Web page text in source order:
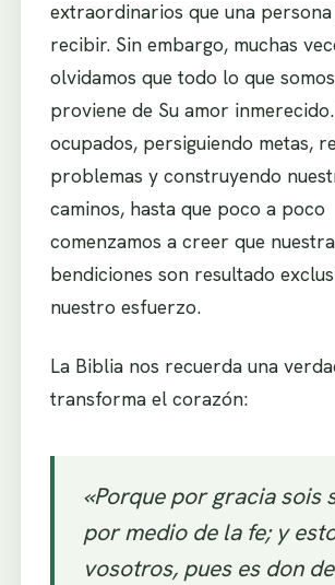
extraordinarios que una
recibir. Sin embargo, muchas
olvidamos que todo lo que
proviene de Su amor
ocupados, persiguiendo metas,
problemas y construyendo
caminos, hasta que poco a poco
comenzamos a creer que
bendiciones son resultado
nuestro esfuerzo.
La Biblia nos recuerda una
transforma el corazón:
«Porque por gracia sois
por medio de la fe; y
vosotros, pues es don